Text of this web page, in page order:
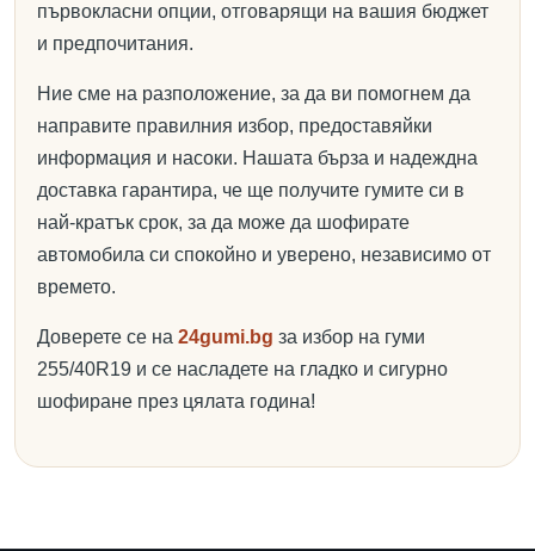
първокласни опции, отговарящи на вашия бюджет
и предпочитания.
Ние сме на разположение, за да ви помогнем да
направите правилния избор, предоставяйки
информация и насоки. Нашата бърза и надеждна
доставка гарантира, че ще получите гумите си в
най-кратък срок, за да може да шофирате
автомобила си спокойно и уверено, независимо от
времето.
Доверете се на 24gumi.bg за избор на гуми
255/40R19 и се насладете на гладко и сигурно
шофиране през цялата година!